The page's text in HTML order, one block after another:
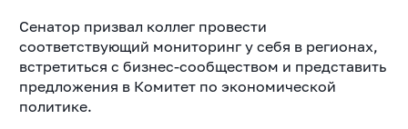
Сенатор призвал коллег провести
соответствующий мониторинг у себя в регионах,
встретиться с бизнес-сообществом и представить
предложения в Комитет по экономической
политике.